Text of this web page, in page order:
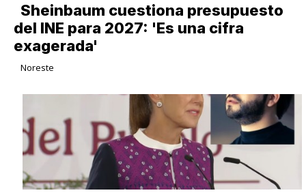
Sheinbaum cuestiona presupuesto
del INE para 2027: 'Es una cifra
exagerada'
Noreste